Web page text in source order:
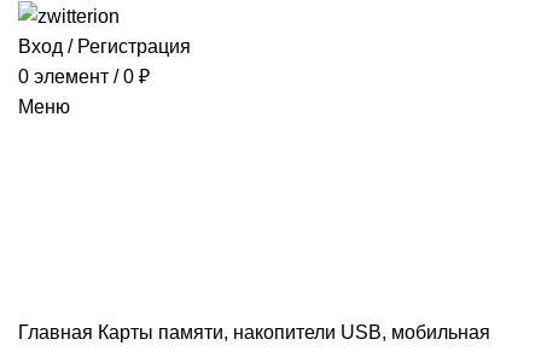
Вход / Регистрация
0 элемент / 0 ₽
Меню
Главная Карты памяти, накопители USB, мобильная